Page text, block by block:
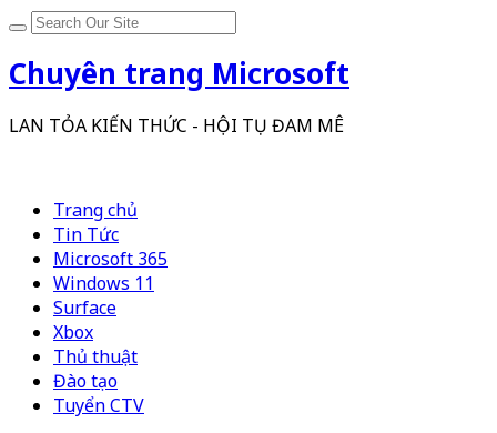
Chuyên trang Microsoft
LAN TỎA KIẾN THỨC - HỘI TỤ ĐAM MÊ
Trang chủ
Tin Tức
Microsoft 365
Windows 11
Surface
Xbox
Thủ thuật
Đào tạo
Tuyển CTV